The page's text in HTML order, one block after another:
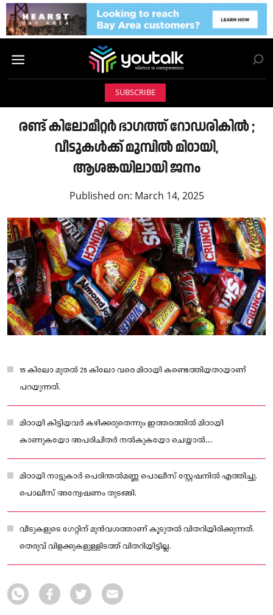
SUBSCRIBE
രണ്ട് കിലോമീറ്റർ ഭാഗത്ത് റോഡരികിൽ ;
വീടുകൾക്ക് മുമ്പിൽ മിഠായി,
ആശങ്കയിലായി ജനം
Published on: March 14, 2025
15 കിലോ മുതൽ 25 കിലോ വരെ മിഠായി കണ്ടെത്തിയതായാണ്
പറയുന്നത്.
മിഠായി കിട്ടിയവർ കഴിക്കരുതെന്നും ഇത്തരത്തിൽ മിഠായി
കാണുകയോ അപരിചിതർ നൽകുകയോ ചെയ്താൽ
എടുക്കരുതെന്നും സ്‌കൂളിൽ പ്രത്യേക അസംബ്ലി ചേർന്ന്
വിദ്യാർഥികളെ അറിയിച്ചു
മിഠായി നാട്ടുകാർ പെരിന്തൽമണ്ണ പൊലീസ് സ്റ്റേഷനിൽ എത്തിച്ചു.
പൊലീസ് അന്വേഷണം തുടങ്ങി.
വീടുകളുടെ ഗേറ്റിന് മുൻവശത്താണ് കൂടുതൽ വിതറിയിരിക്കുന്നത്.
തെരുവ് വിളക്കുകളുള്ളിടത്ത് വിതറിയിട്ടില്ല.